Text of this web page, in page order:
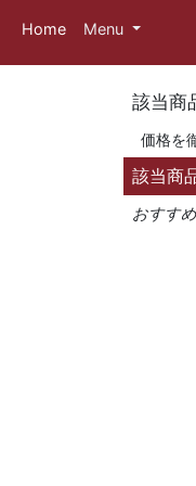
Home Menu
該当商
価格を
該当商
おすす